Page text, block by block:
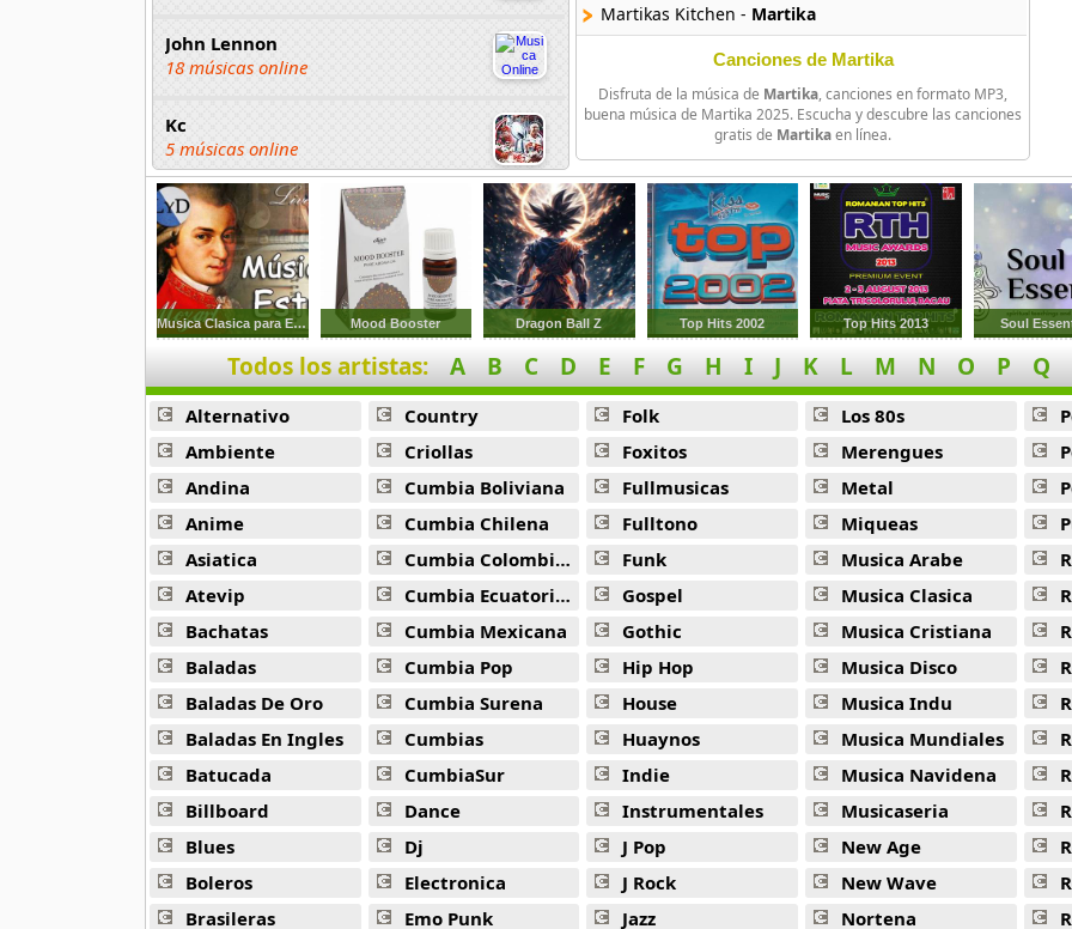
John Lennon
18 músicas online
Kc
5 músicas online
Martika
22 músicas online
Norah Jones
52 músicas online
Paul Simon
45 músicas online
Phil Collins
79 músicas online
Seleccion Baladas
46 músicas online
Susan Boyle
10 músicas online
The Autumn Defense
10 músicas online
The Corrs
14 músicas online
The Eagles
22 músicas online
Martikas Kitchen - Martika
Martika
Pride Y Prejudice -Martika
Martika
Take Me To Forever -
Martika
Temptation -Martika
Toy Soldiers -Martika
Toy Soliders (Japanese Version) -Martika
Canciones de Martika
Disfruta de la música de Martika, canciones en formato MP3,
buena música de Martika 2025. Escucha y descubre las canciones
gratis de Martikaen línea.
Musica Clasica para Estudiar Mood Booster Dragon Ball Z Top Hits 2002 Top Hits 2013 Soul
Todos los artistas: A B C D E F G H I J K L M N O P Q
Alternativo
Ambiente
Andina
Anime
Asiatica
Atevip
Bachatas
Baladas
Baladas De Oro
Baladas En Ingles
Batucada
Billboard
Blues
Boleros
Brasileras
Country
Criollas
Cumbia Boliviana
Cumbia Chilena
Cumbia Colombiana
Cumbia Ecuatoriana
Cumbia Mexicana
Cumbia Pop
Cumbia Surena
Cumbias
CumbiaSur
Dance
Dj
Electronica
Emo Punk
Folk
Foxitos
Fullmusicas
Fulltono
Funk
Gospel
Gothic
Hip Hop
House
Huaynos
Indie
Instrumentales
J Pop
J Rock
Jazz
Los 80s
Merengues
Metal
Miqueas
Musica Arabe
Musica Clasica
Musica Cristiana
Musica Disco
Musica Indu
Musica Mundiales
Musica Navidena
Musicaseria
New Age
New Wave
Nortena